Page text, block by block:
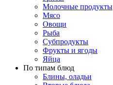
Молочные продукты
Мясо
Овощи
Рыба
Субпродукты
Фрукты и ягоды
Яйца
По типам блюд
Блины, оладьи